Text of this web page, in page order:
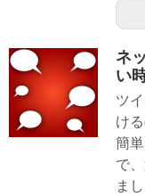
ネ
い
ツ
け
簡
で
ま